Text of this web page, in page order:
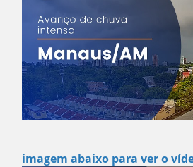
imagem abaixo para ver o